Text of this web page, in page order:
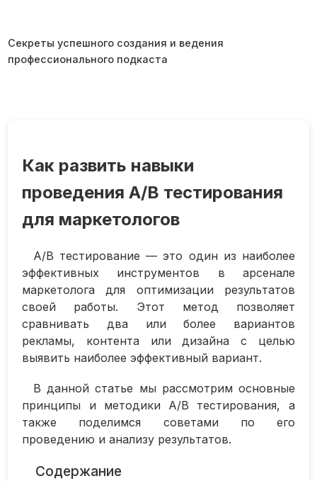
Как развить навыки
проведения A/B тестирования
для маркетологов
А/B тестирование — это один из наиболее
эффективных инструментов в арсенале
маркетолога для оптимизации результатов
своей работы. Этот метод позволяет
сравнивать два или более вариантов
рекламы, контента или дизайна с целью
выявить наиболее эффективный вариант.
В данной статье мы рассмотрим основные
принципы и методики A/B тестирования, а
также поделимся советами по его
проведению и анализу результатов.
Содержание
Секреты успешного создания и ведения
профессионального подкаста